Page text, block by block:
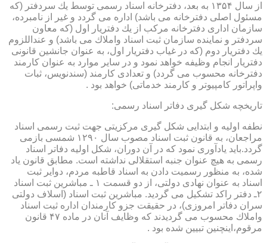
از سال ۱۳۵۴ به بعد، دفترخانه اسناد رسمی توسط یك سردفتر (كه
مسئول اصلی دفترخانه می باشد) اداره می گردد و غیر از نامبرده،
سازمان اداری دفترخانه مركب از یك دفتریار اول (كه معاون
سردفتر و نماینده سازمان ثبت اسناد واملاك می باشد) و عنداللزوم
یك دفتریار دوم (كه در غیاب دفتریار اول، به عنوان جانشین قانونی
دفتریار انجام وظیفه خواهد نمود و در سایر موارد به عنوان كارمند
دفترخانه محسوب می گردد) و تعدادی كارمند (سندنویس، ثبات
واپراتور كامپیوتر و كارمند خدماتی) خواهد بود .
تاریخچه شكل گیری دفاتر اسناد رسمی:
نطفه اولیه و ابتدایی شكل گیری مركزیتی جهت ثبت رسمی اسناد
مراجعان، به قانون ثبت اسناد مصوب سال ۱۲۹۰ شمسی بازمی
گردد.باید یادآوری نمود كه در آن دوران، شكل اولیه دفاتر اسناد
رسمی به هیچ عنوان جنبه استقلالی نداشته است. مطابق قانون یاد
شده، به منظور رسمیت دادن به اسناد قاطبه مردم، دوایر ثبت
اسناد به عنوان نهادی دولتی، از دو قسمت ۱ ـ مباشرین ثبت اسناد
۲ـ دفتر راكد تشكیل می گردید. مباشرین ثبت اسناد (اسلاف دولتی
سران دفاتر امروزی)، در حقیقت جزو كارمندان اداره ثبت اسناد
واملاك محسوب می گردیدند كه وظایف آنان در ماده ۴۷ قانون
مرقوم،اینچنین تبیین شده بود .